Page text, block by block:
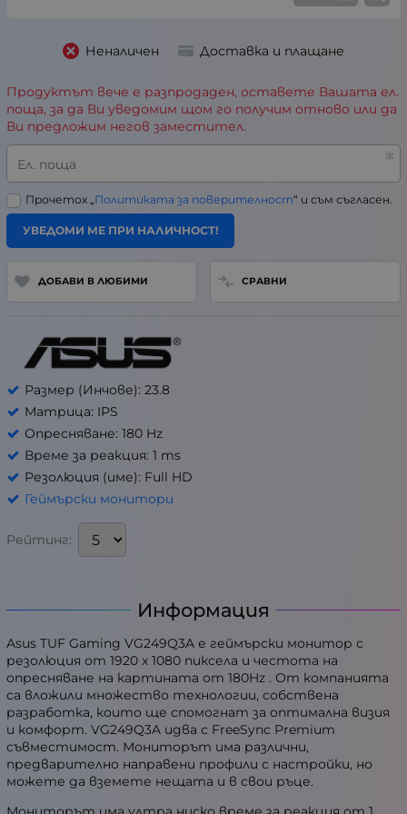
Неналичен Доставка и плащане
Продуктът вече е разпродаден, оставете Вашата ел.
поща, за да Ви уведомим щом го получим отново или да
Ви предложим негов заместител.
Ел. поща
Прочетох „Политиката за поверителност“ и съм съгласен.
УВЕДОМИ МЕ ПРИ НАЛИЧНОСТ!
ДОБАВИ В ЛЮБИМИ СРАВНИ
Размер (Инчове): 23.8
Матрица: IPS
Опресняване: 180 Hz
Време за реакция: 1 ms
Резолюция (име): Full HD
Геймърски монитори
Рейтинг:
Информация
Asus TUF Gaming VG249Q3A е геймърски монитор с
резолюция от 1920 x 1080 пиксела и честота на
опресняване на картината от 180Hz . От компанията
са вложили множество технологии, собствена
разработка, които ще спомогнат за оптимална визия
и комфорт. VG249Q3A идва с FreeSync Premium
съвместимост. Мониторът има различни,
предварително направени профили с настройки, но
можете да вземете нещата и в свои ръце.